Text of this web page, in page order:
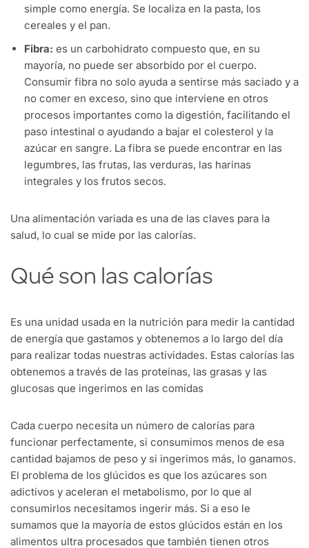
simple como energía. Se localiza en la pasta, los
cereales y el pan.
Fibra: es un carbohidrato compuesto que, en su
mayoría, no puede ser absorbido por el cuerpo.
Consumir fibra no solo ayuda a sentirse más saciado y a
no comer en exceso, sino que interviene en otros
procesos importantes como la digestión, facilitando el
paso intestinal o ayudando a bajar el colesterol y la
azúcar en sangre. La fibra se puede encontrar en las
legumbres, las frutas, las verduras, las harinas
integrales y los frutos secos.
Una alimentación variada es una de las claves para la
salud, lo cual se mide por las calorías.
Qué son las calorías
Es una unidad usada en la nutrición para medir la cantidad
de energía que gastamos y obtenemos a lo largo del día
para realizar todas nuestras actividades. Estas calorías las
obtenemos a través de las proteínas, las grasas y las
glucosas que ingerimos en las comidas
Cada cuerpo necesita un número de calorías para
funcionar perfectamente, si consumimos menos de esa
cantidad bajamos de peso y si ingerimos más, lo ganamos.
El problema de los glúcidos es que los azúcares son
adictivos y aceleran el metabolismo, por lo que al
consumirlos necesitamos ingerir más. Si a eso le
sumamos que la mayoría de estos glúcidos están en los
alimentos ultra procesados que también tienen otros